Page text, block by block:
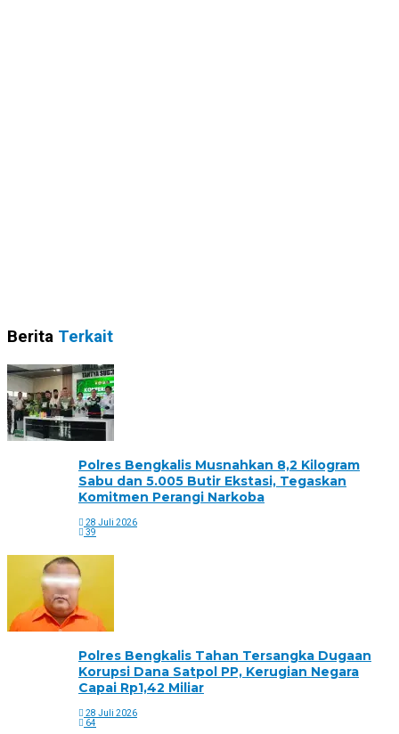
Berita Terkait
Polres Bengkalis Musnahkan 8,2 Kilogram
Sabu dan 5.005 Butir Ekstasi, Tegaskan
Komitmen Perangi Narkoba
28 Juli 2026
39
Polres Bengkalis Tahan Tersangka Dugaan
Korupsi Dana Satpol PP, Kerugian Negara
Capai Rp1,42 Miliar
28 Juli 2026
64